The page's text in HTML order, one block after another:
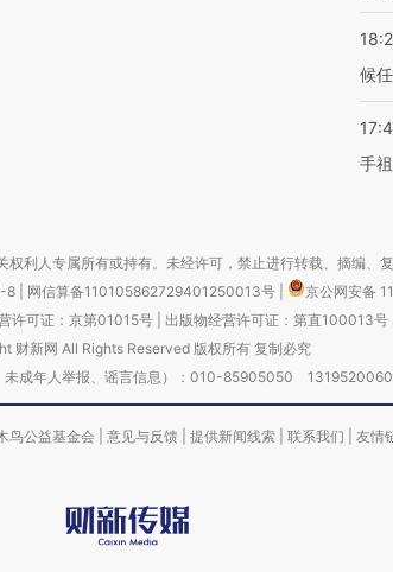
候
手
利人专属所有或持有。未经许可，禁止进行转载、摘编、
8 网信算备110105862729401250013号
京公网安备
许可证：京第01015号| 出版物经营许可证：第直100013号
财新网 All Rights Reserved 版权所有 复制必究
未成年人举报、谣言信息）：010-85905050
鸟公益基金会 意见与反馈 提供新闻线索 联系我们 友情